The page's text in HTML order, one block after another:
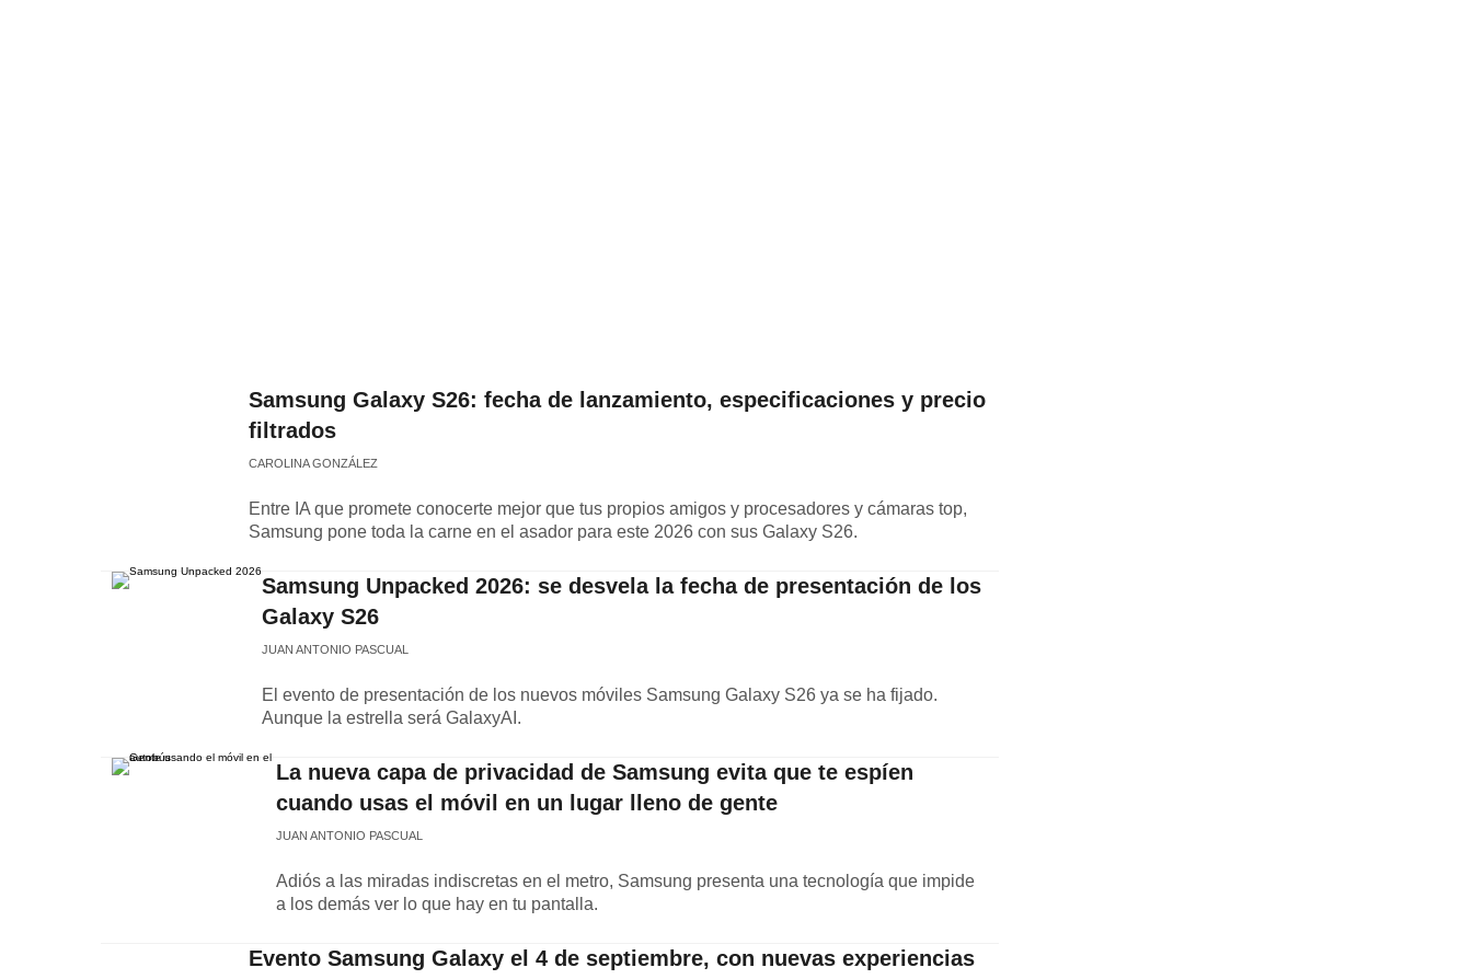
Samsung Galaxy S26: fecha de lanzamiento, especificaciones y precio
filtrados
CAROLINA GONZÁLEZ
Entre IA que promete conocerte mejor que tus propios amigos y procesadores y cámaras top,
Samsung pone toda la carne en el asador para este 2026 con sus Galaxy S26.
Samsung Unpacked 2026: se desvela la fecha de presentación de los
Galaxy S26
JUAN ANTONIO PASCUAL
El evento de presentación de los nuevos móviles Samsung Galaxy S26 ya se ha fijado.
Aunque la estrella será GalaxyAI.
La nueva capa de privacidad de Samsung evita que te espíen
cuando usas el móvil en un lugar lleno de gente
JUAN ANTONIO PASCUAL
Adiós a las miradas indiscretas en el metro, Samsung presenta una tecnología que impide
a los demás ver lo que hay en tu pantalla.
Evento Samsung Galaxy el 4 de septiembre, con nuevas experiencias